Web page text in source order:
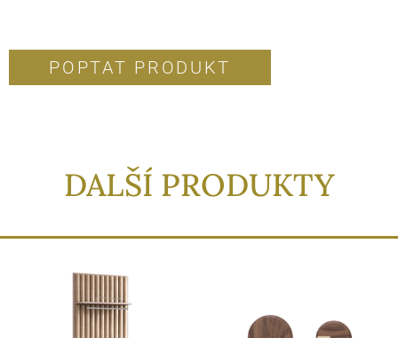
POPTAT PRODUKT
DALŠÍ PRODUKTY